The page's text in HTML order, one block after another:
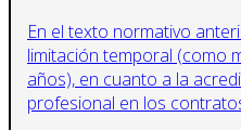
En el texto normativo
limitación temporal (como
años), en cuanto a la
profesional en los